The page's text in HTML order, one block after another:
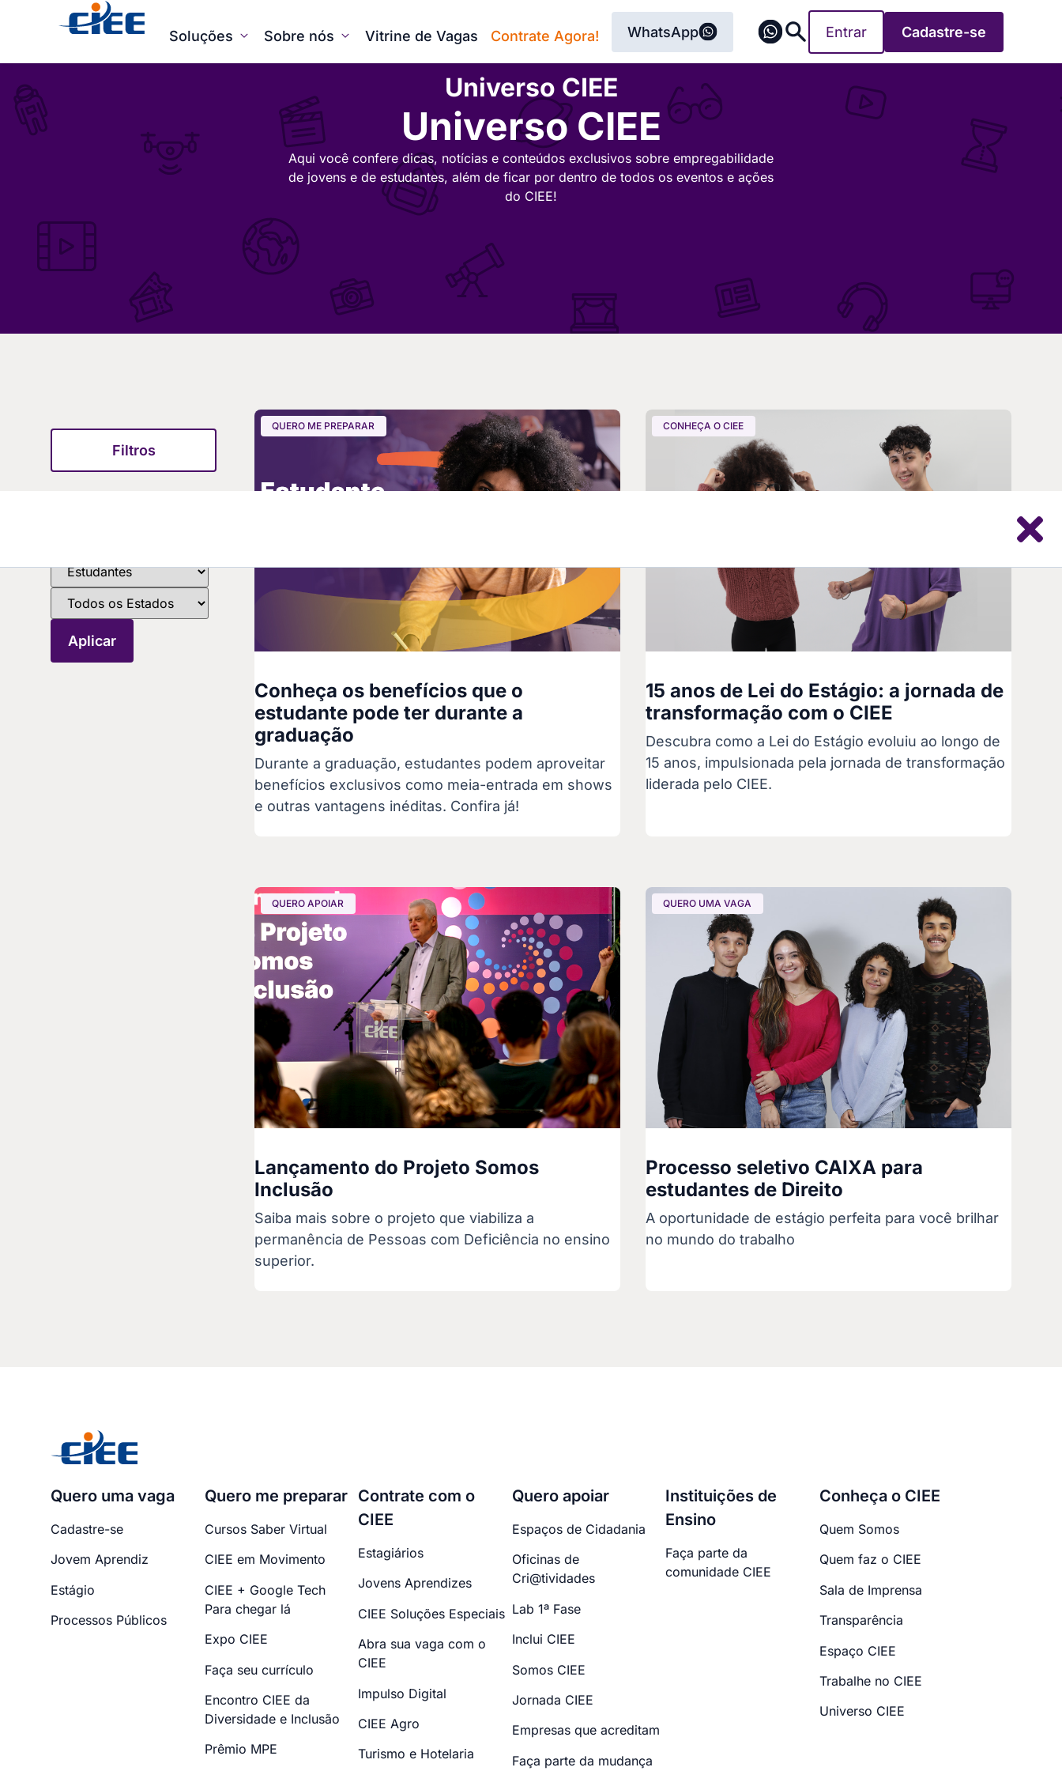
Soluções Sobre nós Vitrine de Vagas Contrate Agora! WhatsApp Entrar Cadastre-se
Universo CIEE
Universo CIEE
Aqui você confere dicas, notícias e conteúdos exclusivos sobre empregabilidade
de jovens e de estudantes, além de ficar por dentro de todos os eventos e ações
do CIEE!
Filtros
QUERO ME PREPARAR
Conheça os benefícios que o
estudante pode ter durante a
graduação
Durante a graduação, estudantes podem aproveitar
benefícios exclusivos como meia-entrada em shows
e outras vantagens inéditas. Confira já!
CONHEÇA O CIEE
15 anos de Lei do Estágio: a jornada de
transformação com o CIEE
Descubra como a Lei do Estágio evoluiu ao longo de
15 anos, impulsionada pela jornada de transformação
liderada pelo CIEE.
QUERO APOIAR
Lançamento do Projeto Somos
Inclusão
Saiba mais sobre o projeto que viabiliza a
permanência de Pessoas com Deficiência no ensino
superior.
QUERO UMA VAGA
Processo seletivo CAIXA para
estudantes de Direito
A oportunidade de estágio perfeita para você brilhar
no mundo do trabalho
Quero uma vaga
Cadastre-se
Jovem Aprendiz
Estágio
Processos Públicos
Quero me preparar
Cursos Saber Virtual
CIEE em Movimento
CIEE + Google Tech
Para chegar lá
Expo CIEE
Faça seu currículo
Encontro CIEE da
Diversidade e Inclusão
Prêmio MPE
Contrate com o
CIEE
Estagiários
Jovens Aprendizes
CIEE Soluções Especiais
Abra sua vaga com o
CIEE
Impulso Digital
CIEE Agro
Turismo e Hotelaria
Quero apoiar
Espaços de Cidadania
Oficinas de
Cri@tividades
Lab 1ª Fase
Inclui CIEE
Somos CIEE
Jornada CIEE
Empresas que acreditam
Faça parte da mudança
Instituições de
Ensino
Faça parte da
comunidade CIEE
Conheça o CIEE
Quem Somos
Quem faz o CIEE
Sala de Imprensa
Transparência
Espaço CIEE
Trabalhe no CIEE
Universo CIEE